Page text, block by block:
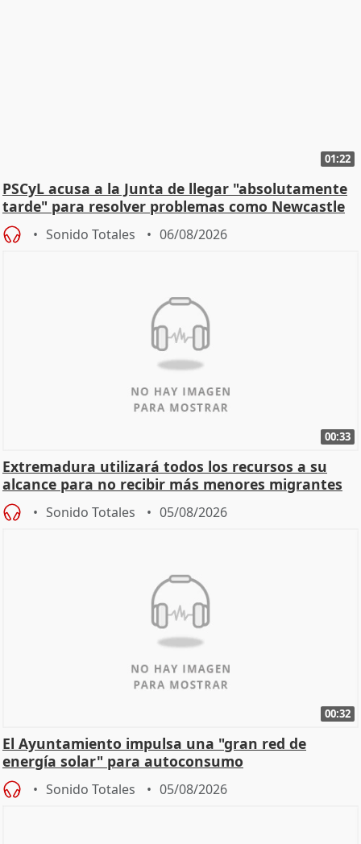
01:22
PSCyL acusa a la Junta de llegar "absolutamente
tarde" para resolver problemas como Newcastle
Sonido Totales 06/08/2026
00:33
Extremadura utilizará todos los recursos a su
alcance para no recibir más menores migrantes
Sonido Totales 05/08/2026
00:32
El Ayuntamiento impulsa una "gran red de
energía solar" para autoconsumo
Sonido Totales 05/08/2026